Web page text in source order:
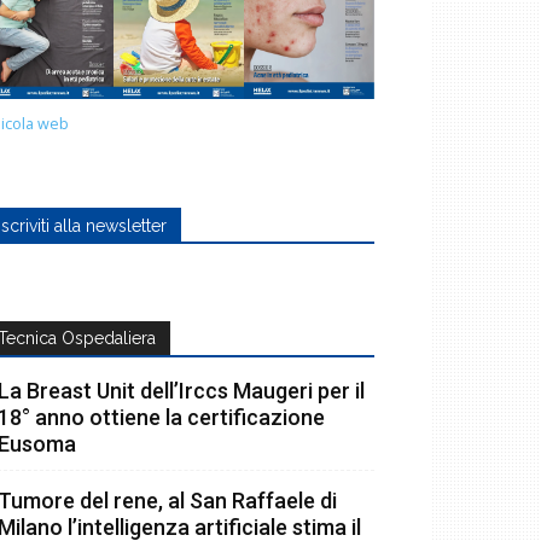
web
alla newsletter
Ospedaliera
Breast Unit dell’Irccs Maugeri per il
anno ottiene la certificazione
del rene, al San Raffaele di
l’intelligenza artificiale stima il